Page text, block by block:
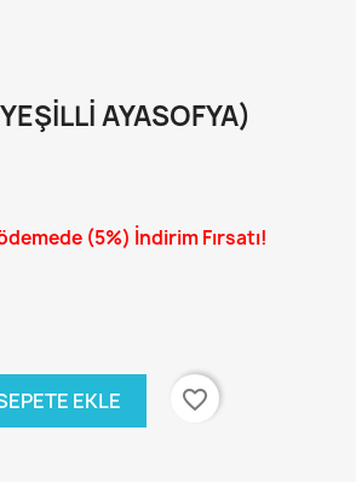
AYASOFYA)
(5%) İndirim Fırsatı!
EKLE
favorite_border